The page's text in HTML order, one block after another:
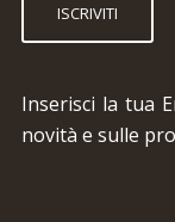
ISCRIVITI
Inserisci la tua
novità e sulle